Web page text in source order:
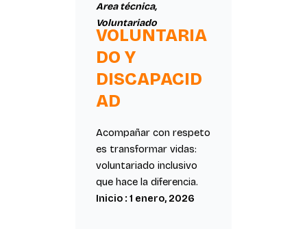
Area técnica,
Voluntariado
VOLUNTARIA
DO Y
DISCAPACID
AD
Acompañar con respeto
es transformar vidas:
voluntariado inclusivo
que hace la diferencia.
Inicio : 1 enero, 2026